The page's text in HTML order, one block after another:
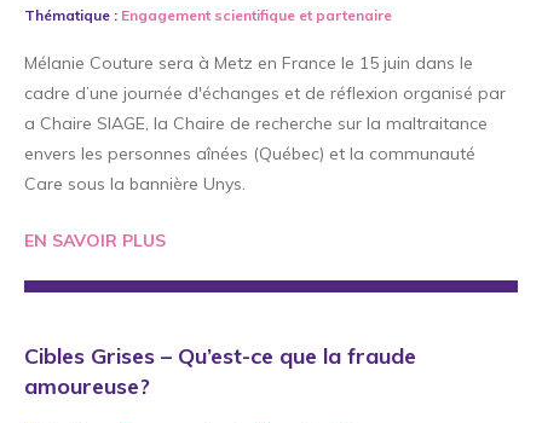
Thématique : Engagement scientifique et partenaire
Mélanie Couture sera à Metz en France le 15 juin dans le
cadre d’une journée d'échanges et de réflexion organisé par
a Chaire SIAGE, la Chaire de recherche sur la maltraitance
envers les personnes aînées (Québec) et la communauté
Care sous la bannière Unys.
EN SAVOIR PLUS
Cibles Grises – Qu’est-ce que la fraude
amoureuse?